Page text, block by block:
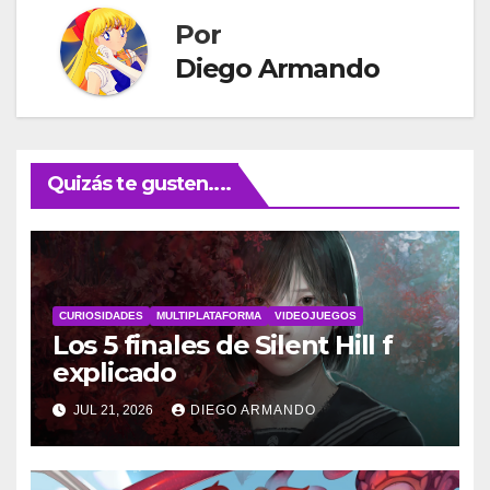
Por
Diego Armando
Quizás te gusten....
CURIOSIDADES MULTIPLATAFORMA VIDEOJUEGOS
Los 5 finales de Silent Hill f
explicado
JUL 21, 2026 DIEGO ARMANDO